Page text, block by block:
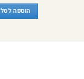
הוספה לסל